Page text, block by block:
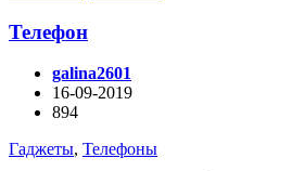
Телефон
galina2601
16-09-2019
894
Гаджеты, Телефоны